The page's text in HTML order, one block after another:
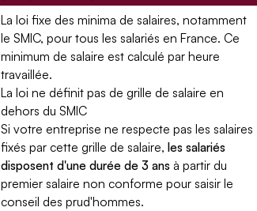
La loi fixe des minima de salaires, notamment
le SMIC, pour tous les salariés en France. Ce
minimum de salaire est calculé par heure
travaillée.
La loi ne définit pas de grille de salaire en
dehors du SMIC
Si votre entreprise ne respecte pas les salaires
fixés par cette grille de salaire,les salariés
disposent d'une durée de 3 ans à partir du
premier salaire non conforme pour saisir le
conseil des prud'hommes.